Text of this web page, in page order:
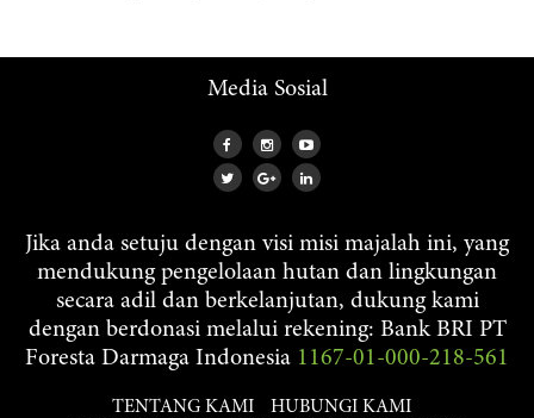
Media Sosial
Jika anda setuju dengan visi misi majalah ini, yang
mendukung pengelolaan hutan dan lingkungan
secara adil dan berkelanjutan, dukung kami
dengan berdonasi melalui rekening: Bank BRI PT
Foresta Darmaga Indonesia 1167-01-000-218-561
TENTANG KAMI
HUBUNGI KAMI